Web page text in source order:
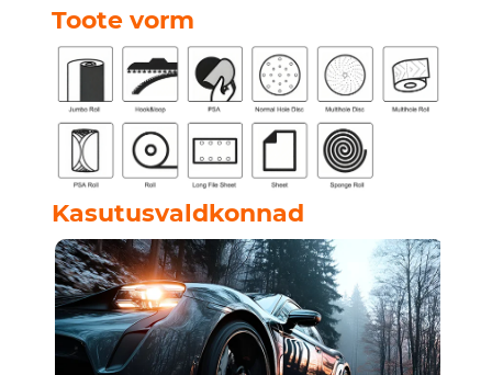
Toote vorm
Kasutusvaldkonnad